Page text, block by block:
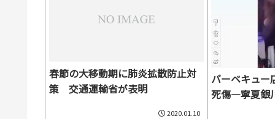
春節の大移動期に肺炎拡散防止対
策 交通運輸省が表明
2020.01.10
バーベキュー
死傷―寧夏銀